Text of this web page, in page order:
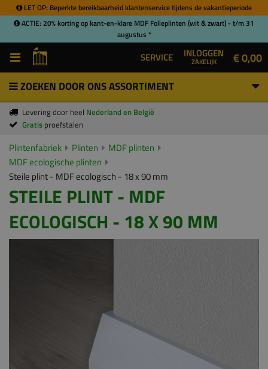
LET OP: Beperkte bereikbaarheid klantenservice tijdens de vakantieperiode
ACTIE: 20% korting op kant-en-klare MDF Folieplinten (wit & zwart) - t/m 31
augustus *
SERVICE INLOGGEN
ZAKELIJK € 0,00
ZOEKEN DOOR ONS ASSORTIMENT
Levering door heel Nederland en België
Gratis proefstalen
Plintenfabriek Plinten
MDF plinten
MDF ecologische plinten
Steile plint - MDF ecologisch - 18 x 90 mm
STEILE PLINT - MDF
ECOLOGISCH - 18 X 90 MM